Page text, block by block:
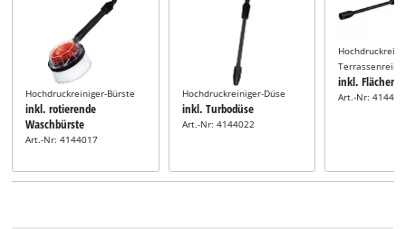
Hochdruckreiniger-Bürste
inkl. rotierende
Waschbürste
Art.-Nr: 4144017
Hochdruckreiniger-Düse
inkl. Turbodüse
Art.-Nr: 4144022
inkl.
Art.-Nr: